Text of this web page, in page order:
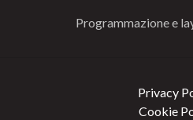
Programmazione e
Privacy
Cookie